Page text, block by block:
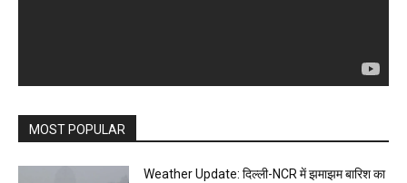
MOST POPULAR
Weather Update: दिल्ली-NCR में झमाझम बारिश का